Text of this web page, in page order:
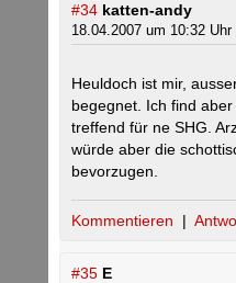
#34 katten-andy
18.04.2007 um 10:32 Uhr
Heuldoch ist mir,
begegnet. Ich find
treffend für ne SHG.
würde aber die
bevorzugen.
Kommentieren |
#35 E